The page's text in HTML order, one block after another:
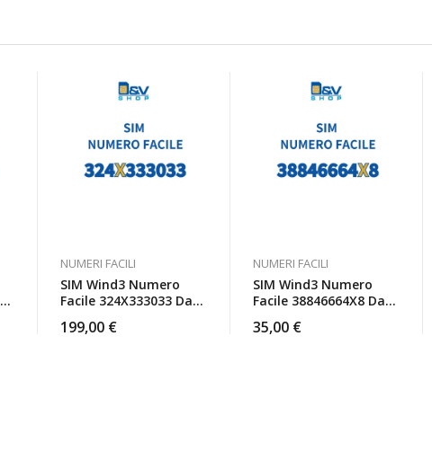
NUMERI FACILI
SIM Wind3 Numero
Facile 324X333033 Da
199,00 €
NUMERI FACILI
SIM Wind3 Numero
Facile 38846664X8 Da
35,00 €